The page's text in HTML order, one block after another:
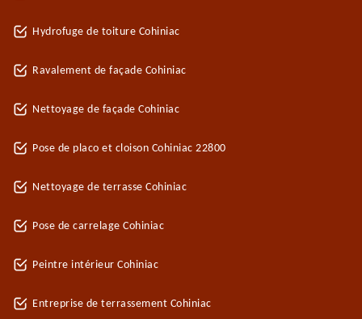
Hydrofuge de toiture Cohiniac
Ravalement de façade Cohiniac
Nettoyage de façade Cohiniac
Pose de placo et cloison Cohiniac 22800
Nettoyage de terrasse Cohiniac
Pose de carrelage Cohiniac
Peintre intérieur Cohiniac
Entreprise de terrassement Cohiniac